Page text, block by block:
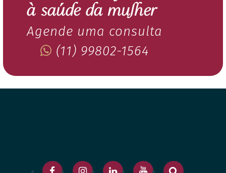
à saúde da mulher
Agende uma consulta
(11) 99802-1564